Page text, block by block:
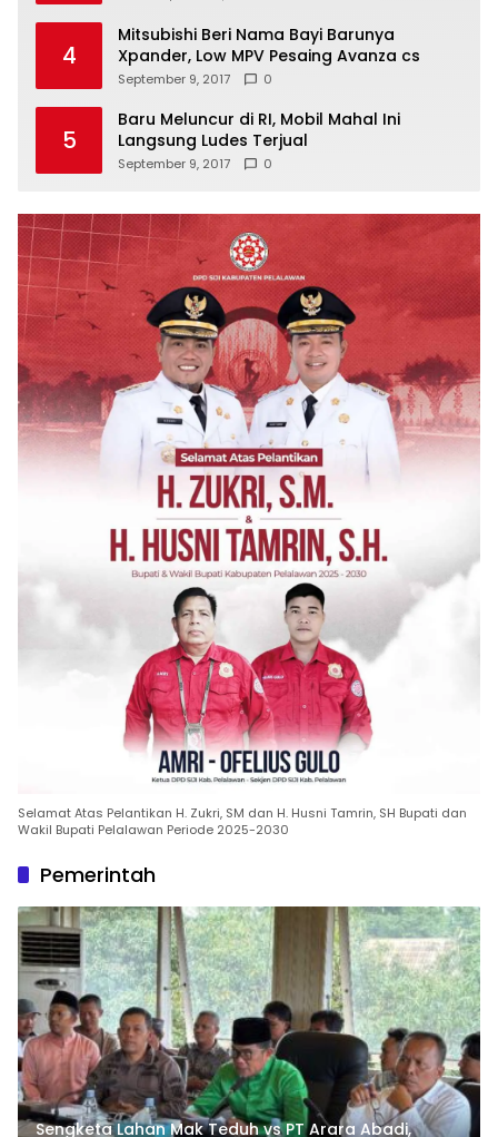
4
Mitsubishi Beri Nama Bayi Barunya
Xpander, Low MPV Pesaing Avanza cs
September 9, 2017 0
5
Baru Meluncur di RI, Mobil Mahal Ini
Langsung Ludes Terjual
September 9, 2017 0
Selamat Atas Pelantikan H. Zukri, SM dan H. Husni Tamrin, SH Bupati dan
Wakil Bupati Pelalawan Periode 2025-2030
Pemerintah
Sengketa Lahan Mak Teduh vs PT Arara Abadi,